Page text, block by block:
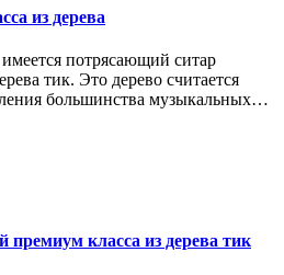
из дерева
потрясающий ситар
тик. Это дерево считается
большинства музыкальных…
премиум класса из дерева тик